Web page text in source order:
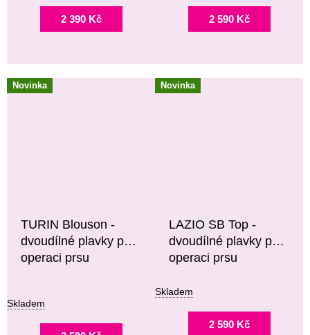
2 390 Kč 2 590 Kč
Novinka
TURIN Blouson -
dvoudílné plavky po
operaci prsu
Skladem
Novinka
LAZIO SB Top -
dvoudílné plavky po
operaci prsu
Skladem
2 590 Kč